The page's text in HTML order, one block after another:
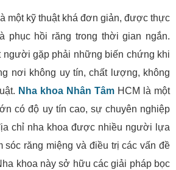
một kỹ thuật khá đơn giản, được thực
phục hồi răng trong thời gian ngắn.
người gặp phải những biến chứng khi
nơi không uy tín, chất lượng, không
Nha khoa Nhân Tâm HCM là một
có độ uy tín cao, sự chuyên nghiệp
chỉ nha khoa được nhiều người lựa
sóc răng miệng và điều trị các vấn đề
khoa này sở hữu các giải pháp bọc